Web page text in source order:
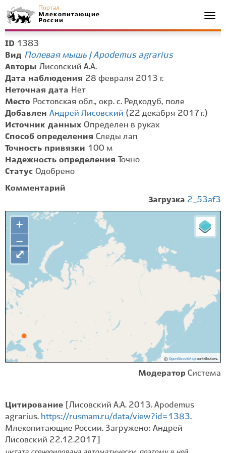
Портал
Млекопитающие
России
ID 1383
Вид Полевая мышь | Apodemus agrarius
Авторы Лисовский А.А.
Дата наблюдения 28 февраля 2013 г.
Неточная дата Нет
Место Ростовская обл., окр. с. Редкодуб, поле
Добавлен Андрей Лисовский (22 декабря 2017 г.)
Источник данных Определен в руках
Способ определения Следы лап
Точность привязки 100 м
Надежность определения
Точно
Статус Одобрено
Комментарий
Загрузка 2_53af3
+
−
© OpenStreetMapcontributors.
⤢
Модератор Система
Цитирование
[Лисовский А.А. 2013. Apodemus
agrarius. https://rusmam.ru/data/view?id=1383.
Млекопитающие России. Загружено: Андрей
Лисовский 22.12.2017]